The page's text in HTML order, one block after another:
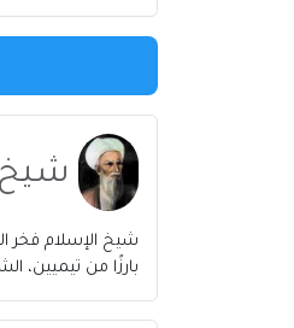
شيخ
بارزًا من تيميين،